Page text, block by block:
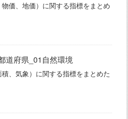
価、地価）に関する指標をまとめ
道府県_01自然環境
、気象）に関する指標をまとめた